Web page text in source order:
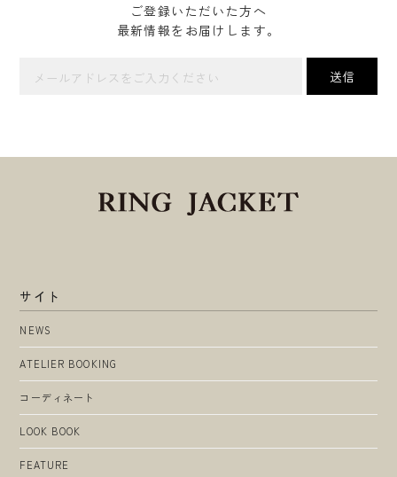
ご登録いただいた方へ
最新情報をお届けします。
サイト
NEWS
ATELIER BOOKING
コーディネート
LOOK BOOK
FEATURE